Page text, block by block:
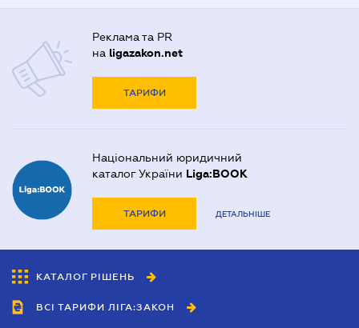
Реклама та PR
на ligazakon.net
ТАРИФИ
Національний юридичний
каталог України Liga:BOOK
ТАРИФИ ДЕТАЛЬНІШЕ
КАТАЛОГ РІШЕНЬ
ВСІ ТАРИФИ ЛІГА:ЗАКОН